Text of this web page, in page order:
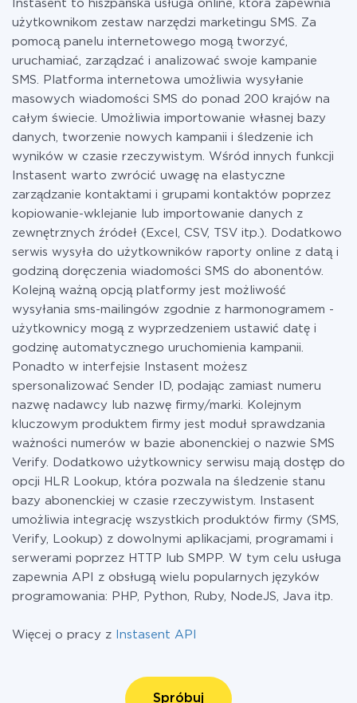
informacji otaryfach.
Instasent to hiszpańska usługa online, która zapewnia
użytkownikom zestaw narzędzi marketingu SMS. Za
pomocą panelu internetowego mogą tworzyć,
uruchamiać, zarządzać i analizować swoje kampanie
SMS. Platforma internetowa umożliwia wysyłanie
masowych wiadomości SMS do ponad 200 krajów na
całym świecie. Umożliwia importowanie własnej bazy
danych, tworzenie nowych kampanii i śledzenie ich
wyników w czasie rzeczywistym. Wśród innych funkcji
Instasent warto zwrócić uwagę na elastyczne
zarządzanie kontaktami i grupami kontaktów poprzez
kopiowanie-wklejanie lub importowanie danych z
zewnętrznych źródeł (Excel, CSV, TSV itp.). Dodatkowo
serwis wysyła do użytkowników raporty online z datą i
godziną doręczenia wiadomości SMS do abonentów.
Kolejną ważną opcją platformy jest możliwość
wysyłania sms-mailingów zgodnie z harmonogramem -
użytkownicy mogą z wyprzedzeniem ustawić datę i
godzinę automatycznego uruchomienia kampanii.
Ponadto w interfejsie Instasent możesz
spersonalizować Sender ID, podając zamiast numeru
nazwę nadawcy lub nazwę firmy/marki. Kolejnym
kluczowym produktem firmy jest moduł sprawdzania
ważności numerów w bazie abonenckiej o nazwie SMS
Verify. Dodatkowo użytkownicy serwisu mają dostęp do
opcji HLR Lookup, która pozwala na śledzenie stanu
bazy abonenckiej w czasie rzeczywistym. Instasent
umożliwia integrację wszystkich produktów firmy (SMS,
Verify, Lookup) z dowolnymi aplikacjami, programami i
serwerami poprzez HTTP lub SMPP. W tym celu usługa
zapewnia API z obsługą wielu popularnych języków
programowania: PHP, Python, Ruby, NodeJS, Java itp.
Więcej o pracy z Instasent API
Spróbuj